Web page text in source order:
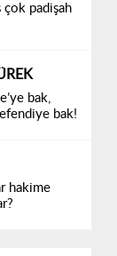
çok padişah
bak,
bak!
hakime